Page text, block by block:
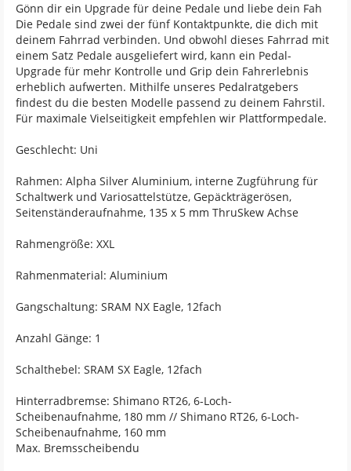
Gönn dir ein Upgrade für deine Pedale und liebe dein Fah
Die Pedale sind zwei der fünf Kontaktpunkte, die dich mit
deinem Fahrrad verbinden. Und obwohl dieses Fahrrad mit
einem Satz Pedale ausgeliefert wird, kann ein Pedal-
Upgrade für mehr Kontrolle und Grip dein Fahrerlebnis
erheblich aufwerten. Mithilfe unseres Pedalratgebers
findest du die besten Modelle passend zu deinem Fahrstil.
Für maximale Vielseitigkeit empfehlen wir Plattformpedale.
Geschlecht: Uni
Rahmen: Alpha Silver Aluminium, interne Zugführung für
Schaltwerk und Variosattelstütze, Gepäckträgerösen,
Seitenständeraufnahme, 135 x 5 mm ThruSkew Achse
Rahmengröße: XXL
Rahmenmaterial: Aluminium
Gangschaltung: SRAM NX Eagle, 12fach
Anzahl Gänge: 1
Schalthebel: SRAM SX Eagle, 12fach
Hinterradbremse: Shimano RT26, 6-Loch-
Scheibenaufnahme, 180 mm // Shimano RT26, 6-Loch-
Scheibenaufnahme, 160 mm
Max. Bremsscheibendu